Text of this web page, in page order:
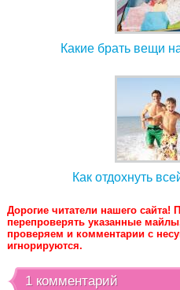
Какие брать вещи
Как отдохнуть
Дорогие читатели нашего сайта!
перепроверять указанные
проверяем и комментарии с
игнорируются.
1 комментарий